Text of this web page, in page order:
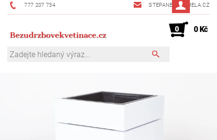
777 207 734 STEPANEK@MIRELA.CZ
0 0 Kč